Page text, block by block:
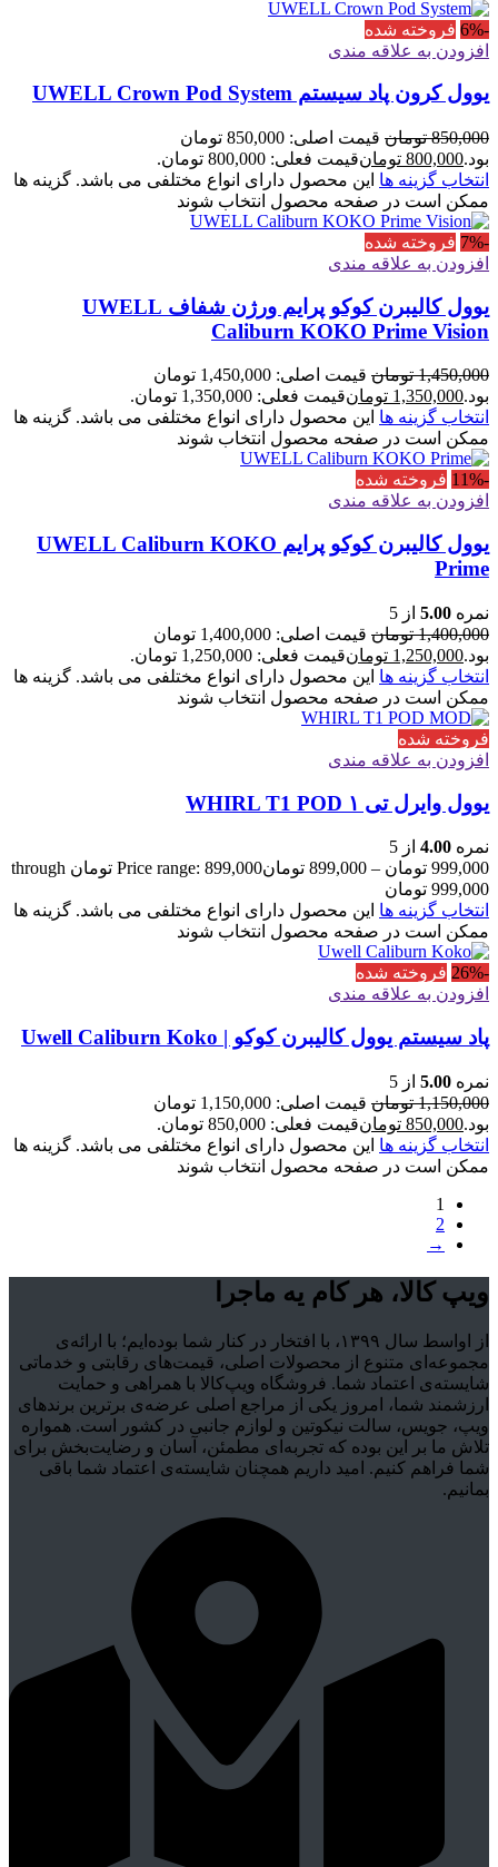
-6%
فروخته شده
افزودن به علاقه مندی
یوول کرون پاد سیستم UWELL Crown Pod System
850,000 تومان
قیمت اصلی: 850,000 تومان
بود.800,000 تومانقیمت فعلی: 800,000 تومان.
انتخاب گزینه ها این محصول دارای انواع مختلفی می باشد. گزینه ها
ممکن است در صفحه محصول انتخاب شوند
-7%
فروخته شده
افزودن به علاقه مندی
یوول کالیبرن کوکو پرایم ورژن شفاف UWELL
Caliburn KOKO Prime Vision
1,450,000 تومان
قیمت اصلی: 1,450,000 تومان
بود.1,350,000 تومانقیمت فعلی: 1,350,000 تومان.
انتخاب گزینه ها این محصول دارای انواع مختلفی می باشد. گزینه ها
ممکن است در صفحه محصول انتخاب شوند
-11%
فروخته شده
افزودن به علاقه مندی
یوول کالیبرن کوکو پرایم UWELL Caliburn KOKO
Prime
نمره 5.00 از 5
1,400,000 تومان
قیمت اصلی: 1,400,000 تومان
بود.1,250,000 تومانقیمت فعلی: 1,250,000 تومان.
انتخاب گزینه ها این محصول دارای انواع مختلفی می باشد. گزینه ها
ممکن است در صفحه محصول انتخاب شوند
فروخته شده
افزودن به علاقه مندی
یوول وایرل تی ۱ WHIRL T1 POD
نمره 4.00 از 5
999,000 تومان –
899,000 تومان
Price range: 899,000 تومان through
999,000 تومان
انتخاب گزینه ها این محصول دارای انواع مختلفی می باشد. گزینه ها
ممکن است در صفحه محصول انتخاب شوند
-26%
فروخته شده
افزودن به علاقه مندی
پاد سیستم یوول کالیبرن کوکو | Uwell Caliburn Koko
نمره 5.00 از 5
1,150,000 تومان
قیمت اصلی: 1,150,000 تومان
بود.850,000 تومانقیمت فعلی: 850,000 تومان.
انتخاب گزینه ها این محصول دارای انواع مختلفی می باشد. گزینه ها
ممکن است در صفحه محصول انتخاب شوند
1
2
→
ویپ کالا، هر کام یه ماجرا
از اواسط سال ۱۳۹۹، با افتخار در کنار شما بوده‌ایم؛ با ارائه‌ی
مجموعه‌ای متنوع از محصولات اصلی، قیمت‌های رقابتی و خدماتی
شایسته‌ی اعتماد شما. فروشگاه ویپ‌کالا با همراهی و حمایت
ارزشمند شما، امروز یکی از مراجع اصلی عرضه‌ی برترین برندهای
ویپ، جویس، سالت نیکوتین و لوازم جانبی در کشور است. همواره
تلاش ما بر این بوده که تجربه‌ای مطمئن، آسان و رضایت‌بخش برای
شما فراهم کنیم. امید داریم همچنان شایسته‌ی اعتماد شما باقی
بمانیم.